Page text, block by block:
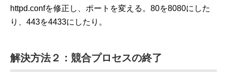
httpd.confを修正し、ポートを変える。80を8080にした
り、443を4433にしたり。
解決方法２：競合プロセスの終了